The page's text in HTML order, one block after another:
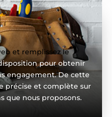
et remplissez le
pour obtenir
engagement. De cette
précise et complète sur
que nous proposons.